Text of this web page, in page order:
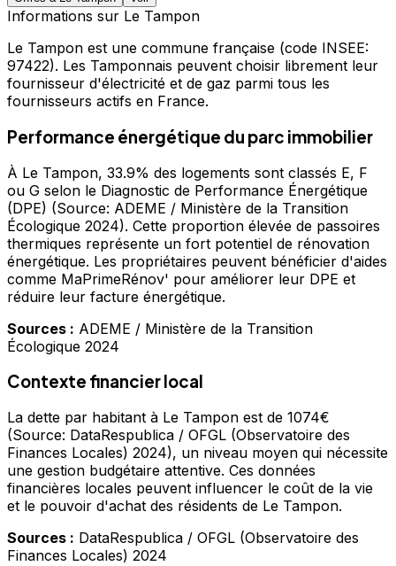
Informations sur Le Tampon
Le Tampon est une commune française (code INSEE:
97422). Les Tamponnais peuvent choisir librement leur
fournisseur d'électricité et de gaz parmi tous les
fournisseurs actifs en France.
Performance énergétique du parc immobilier
À Le Tampon, 33.9% des logements sont classés E, F
ou G selon le Diagnostic de Performance Énergétique
(DPE) (Source: ADEME / Ministère de la Transition
Écologique 2024). Cette proportion élevée de passoires
thermiques représente un fort potentiel de rénovation
énergétique. Les propriétaires peuvent bénéficier d'aides
comme MaPrimeRénov' pour améliorer leur DPE et
réduire leur facture énergétique.
Sources : ADEME / Ministère de la Transition
Écologique 2024
Contexte financier local
La dette par habitant à Le Tampon est de 1074€
(Source: DataRespublica / OFGL (Observatoire des
Finances Locales) 2024), un niveau moyen qui nécessite
une gestion budgétaire attentive. Ces données
financières locales peuvent influencer le coût de la vie
et le pouvoir d'achat des résidents de Le Tampon.
Sources : DataRespublica / OFGL (Observatoire des
Finances Locales) 2024